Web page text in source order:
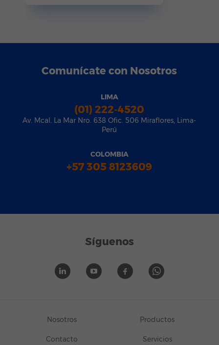
Comunícate con Nosotros
LIMA
(01) 222-4520
Av. Mcal. La Mar Nro. 638 Ofic. 506 Miraflores, Lima-
Perú
COLOMBIA
+57 305 8123609
Síguenos
Nosotros Productos
Contacto Servicios